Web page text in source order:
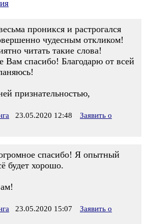
проникся и растрогался
чудесным откликом!
читать такие слова!
Вам спасибо! Благодарю от всей
признательностью,
23.05.2020 12:48
Заявить о
спасибо! Я опытный
будет хорошо.
23.05.2020 15:07
Заявить о